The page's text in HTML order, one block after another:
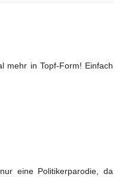
mehr in Topf-Form! Einfach
eine Politikerparodie, da